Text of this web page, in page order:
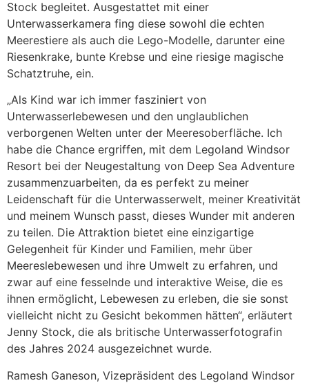
Stock begleitet. Ausgestattet mit einer
Unterwasserkamera fing diese sowohl die echten
Meerestiere als auch die Lego-Modelle, darunter eine
Riesenkrake, bunte Krebse und eine riesige magische
Schatztruhe, ein.
„Als Kind war ich immer fasziniert von
Unterwasserlebewesen und den unglaublichen
verborgenen Welten unter der Meeresoberfläche. Ich
habe die Chance ergriffen, mit dem Legoland Windsor
Resort bei der Neugestaltung von Deep Sea Adventure
zusammenzuarbeiten, da es perfekt zu meiner
Leidenschaft für die Unterwasserwelt, meiner Kreativität
und meinem Wunsch passt, dieses Wunder mit anderen
zu teilen. Die Attraktion bietet eine einzigartige
Gelegenheit für Kinder und Familien, mehr über
Meereslebewesen und ihre Umwelt zu erfahren, und
zwar auf eine fesselnde und interaktive Weise, die es
ihnen ermöglicht, Lebewesen zu erleben, die sie sonst
vielleicht nicht zu Gesicht bekommen hätten“, erläutert
Jenny Stock, die als britische Unterwasserfotografin
des Jahres 2024 ausgezeichnet wurde.
Ramesh Ganeson, Vizepräsident des Legoland Windsor